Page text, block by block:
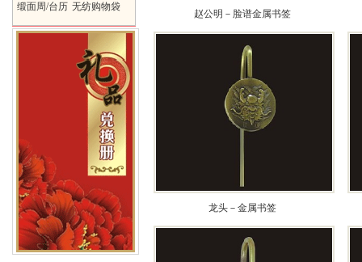
缎面周/台历 无纺购物袋
赵公明－脸谱金属书签
龙头－金属书签